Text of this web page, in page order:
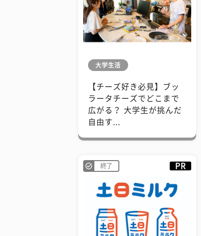
大学生活
【チーズ好き必見】ブッ
ラータチーズでどこまで
広がる？ 大学生が挑んだ
自由す...
終了 PR